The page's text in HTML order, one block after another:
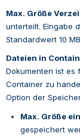
Max. Größe
unterteilt. Eingabe
Standardwert 10 MB
Dateien in
Dokumenten ist es
Container zu
Option der
Max. Größe
gespeichert